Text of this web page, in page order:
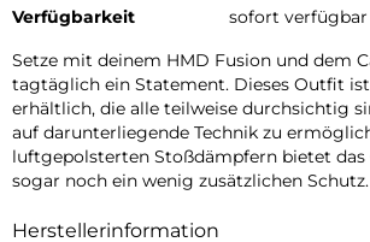
Verfügbarkeit
sofort verfügbar
Setze mit deinem HMD Fusion und dem
tagtäglich ein Statement. Dieses Outfit
erhältlich, die alle teilweise durchsichtig
auf darunterliegende Technik zu
luftgepolsterten Stoßdämpfern bietet das
sogar noch ein wenig zusätzlichen Schutz.
Herstellerinformation